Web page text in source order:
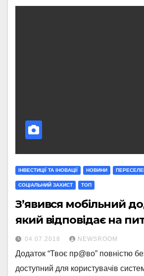
ІНВЕСТИЦІЇ ТА ІНОВАЦІЇ НОВИНИ
СОЦІАЛЬНИЙ ЗАХИСТ ТОП
З’явився мобільний
який відповідає на
04.07.2018 NEWSROOM
Додаток “Твоє пр@во” повністю
доступний для користувачів